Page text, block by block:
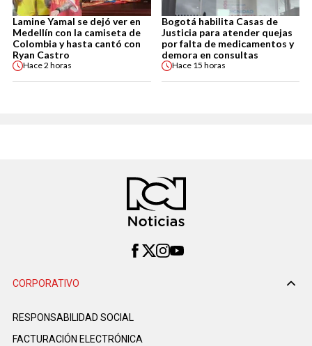
Lamine Yamal se dejó ver en
Medellín con la camiseta de
Colombia y hasta cantó con
Ryan Castro
Hace2 horas
Bogotá habilita Casas de
Justicia para atender quejas
por falta de medicamentos y
demora en consultas
Hace 15 horas
CORPORATIVO
RESPONSABILIDAD SOCIAL
FACTURACIÓN ELECTRÓNICA